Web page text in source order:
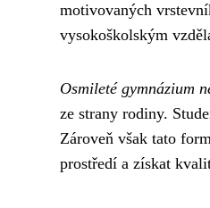
motivovaných
vysokoškolským
Osmileté gymnázium
ze strany rodiny.
Zároveň však tato
prostředí a získat